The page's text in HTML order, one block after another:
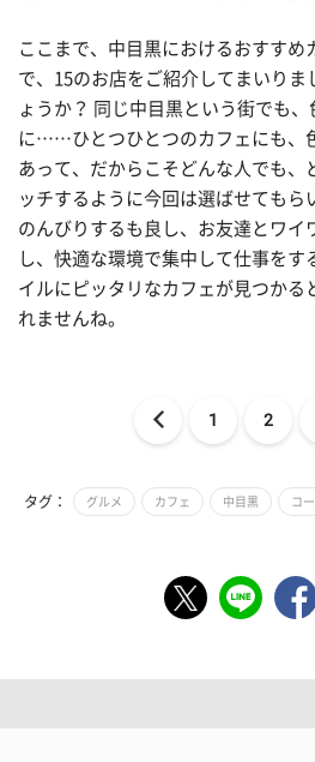
ここまで、中目黒におけるおすすめ
で、15のお店をご紹介してまいりま
ょうか？ 同じ中目黒という街でも
に……ひとつひとつのカフェにも、
あって、だからこそどんな人でも、
ッチするように今回は選ばせてもら
のんびりするも良し、お友達とワイ
し、快適な環境で集中して仕事をす
イルにピッタリなカフェが見つかる
れませんね。
1 2
タグ： グルメ カフェ 中目黒 コ